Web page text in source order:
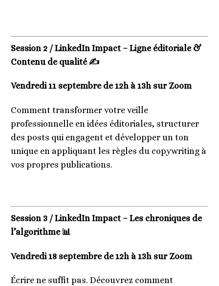
Session 2 / LinkedIn Impact – Ligne éditoriale &
Contenu de qualité ✍️
Vendredi 11 septembre de 12h à 13h sur Zoom
Comment transformer votre veille
professionnelle en idées éditoriales, structurer
des posts qui engagent et développer un ton
unique en appliquant les règles du copywriting à
vos propres publications.
Session 3 / LinkedIn Impact – Les chroniques de
l’algorithme ​📊​
Vendredi 18 septembre de 12h à 13h sur Zoom
Écrire ne suffit pas. Découvrez comment